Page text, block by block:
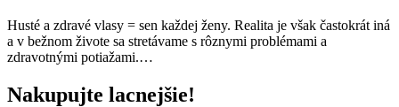
Husté a zdravé vlasy = sen každej ženy. Realita je však častokrát iná
a v bežnom živote sa stretávame s rôznymi problémami a
zdravotnými potiažami.…
Nakupujte lacnejšie!